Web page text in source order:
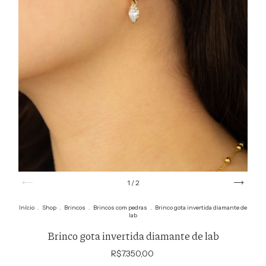
1 /2
Início . Shop . Brincos . Brincos com pedras . Brinco gota invertida diamante de
lab
Brinco gota invertida diamante de lab
R$7.350,00